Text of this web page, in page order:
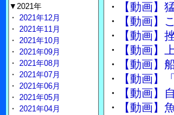
・
【動画】
・
【動画】
・
【動画】
・
【動画】
・
【動画】
・
【動画】
・
【動画】
・
【動画】
▼2021年
・ 2021年12月
・ 2021年11月
・ 2021年10月
・ 2021年09月
・ 2021年08月
・ 2021年07月
・ 2021年06月
・ 2021年05月
・ 2021年04月